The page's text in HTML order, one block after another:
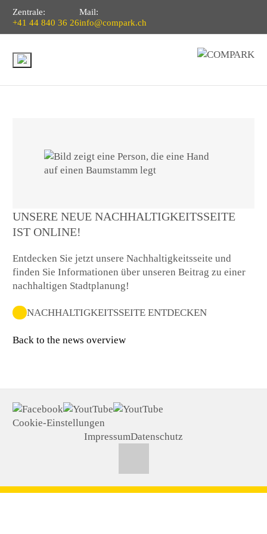
Zentrale:
+41 44 840 36 26
Mail:
info@compark.ch
UNSERE NEUE NACHHALTIGKEITSSEITE
IST ONLINE!
Entdecken Sie jetzt unsere Nachhaltigkeitsseite und
finden Sie Informationen über unseren Beitrag zu einer
nachhaltigen Stadtplanung!
NACHHALTIGKEITSSEITE ENTDECKEN
Back to the news overview
Cookie-Einstellungen
ImpressumDatenschutz